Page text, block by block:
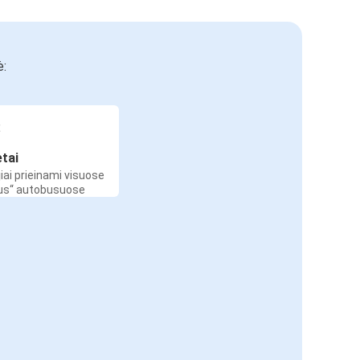
prieinami visuose
autobusuose